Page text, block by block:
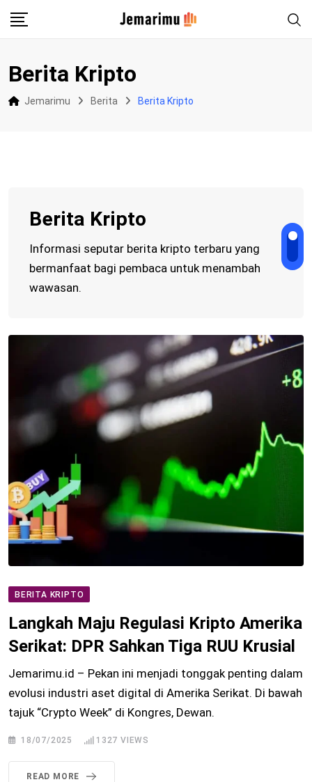
Skip
to
Berita Kripto
Jemarimu Berita Berita Kripto
Berita Kripto
Informasi seputar berita kripto terbaru yang
bermanfaat bagi pembaca untuk menambah
wawasan.
BERITA KRIPTO
Langkah Maju Regulasi Kripto Amerika
Serikat: DPR Sahkan Tiga RUU Krusial
Jemarimu.id – Pekan ini menjadi tonggak penting dalam
evolusi industri aset digital di Amerika Serikat. Di bawah
tajuk “Crypto Week” di Kongres, Dewan.
18/07/2025 1327 VIEWS
READ MORE